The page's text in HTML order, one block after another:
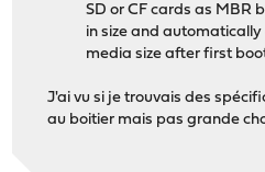
SD or CF cards as MBR
in size and
media size after first
J'ai vu si je trouvais des
au boitier mais pas grande